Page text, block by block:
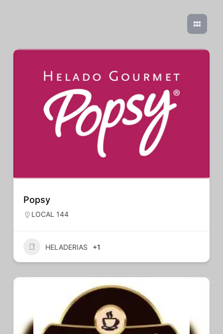
Popsy
LOCAL 144
HELADERIAS +1